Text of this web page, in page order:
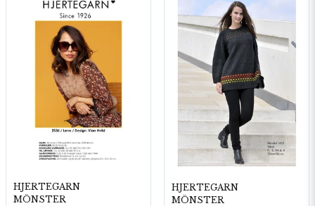
HJERTEGARN
MÖNSTER
HJERTEGARN
MÖNSTER